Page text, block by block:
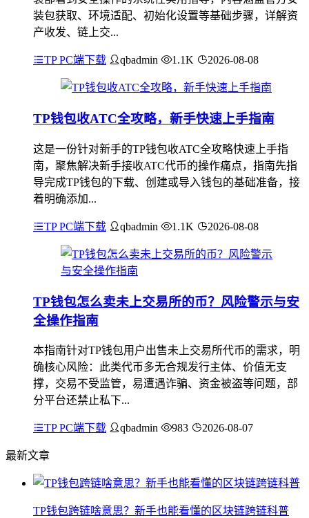
装包获取、环境适配、初始化设置等基础步骤，详解资
产收发、链上交...
TP PC端下载 qbadmin 1.1K 2026-08-08
TP钱包收ATC全攻略，新手快速上手指南
这是一份针对新手的TP钱包收ATC全攻略快速上手指
南，聚焦解决新手接收ATC代币的操作痛点，指南先指
导完成TP钱包的下载、创建或导入钱包的基础准备，接
着明确添加...
TP PC端下载 qbadmin 1.1K 2026-08-08
TP钱包怎么卖未上交易所的币？风险警示与安
全操作指南
本指南针对TP钱包用户出售未上交易所代币的需求，明
确核心风险：此类代币多无合规发行主体、价值无支
撑，交易不受监管，易遭遇诈骗、资金被盗等问题，部
分平台还禁止私下...
TP PC端下载 qbadmin 983 2026-08-07
最新文章
TP钱包跨链啥意思？新手也能看懂的区块链跨链科普